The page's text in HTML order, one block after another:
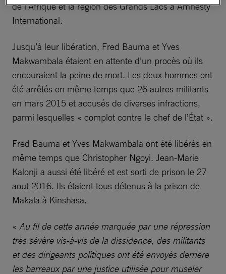
de l’Afrique et la région des Grands Lacs à Amnesty
International.
Jusqu’à leur libération, Fred Bauma et Yves
Makwambala étaient en attente d’un procès où ils
encouraient la peine de mort. Les deux hommes ont
été arrêtés en même temps que 26 autres militants
en mars 2015 et accusés de diverses infractions,
parmi lesquelles « complot contre le chef de l’État ».
Fred Bauma et Yves Makwambala ont été libérés en
même temps que Christopher Ngoyi. Jean-Marie
Kalonji a aussi été libéré et est sorti de prison le 27
aout 2016. Ils étaient tous détenus à la prison de
Makala à Kinshasa.
« Au fil de cette année marquée par une répression
très sévère vis-à-vis de la dissidence, des militants
et des dirigeants politiques ont été envoyés derrière
les barreaux par une justice utilisée pour museler